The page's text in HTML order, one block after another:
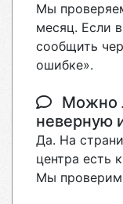
Мы
месяц. Если
сообщить
ошибке».
Можно
неверную
Да. На
центра есть
Мы проверим